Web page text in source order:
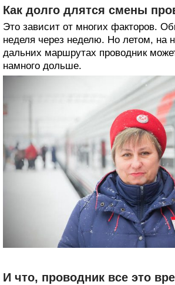
Как долго длятся смены
Это зависит от многих факторов.
неделя через неделю. Но летом, на
дальних маршрутах проводник
намного дольше.
И что, проводник все это